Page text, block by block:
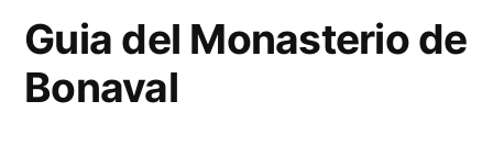
Bonaval
Guia del Monasterio de
Bonaval